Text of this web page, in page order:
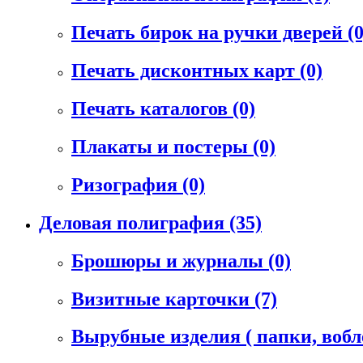
Печать бирок на ручки дверей
Печать дисконтных карт (0)
Печать каталогов (0)
Плакаты и постеры (0)
Ризография (0)
Деловая полиграфия (35)
Брошюры и журналы (0)
Визитные карточки (7)
Вырубные изделия ( папки,